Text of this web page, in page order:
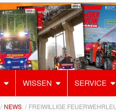
WISSEN SERVICE
NEWS FREIWILLIGE